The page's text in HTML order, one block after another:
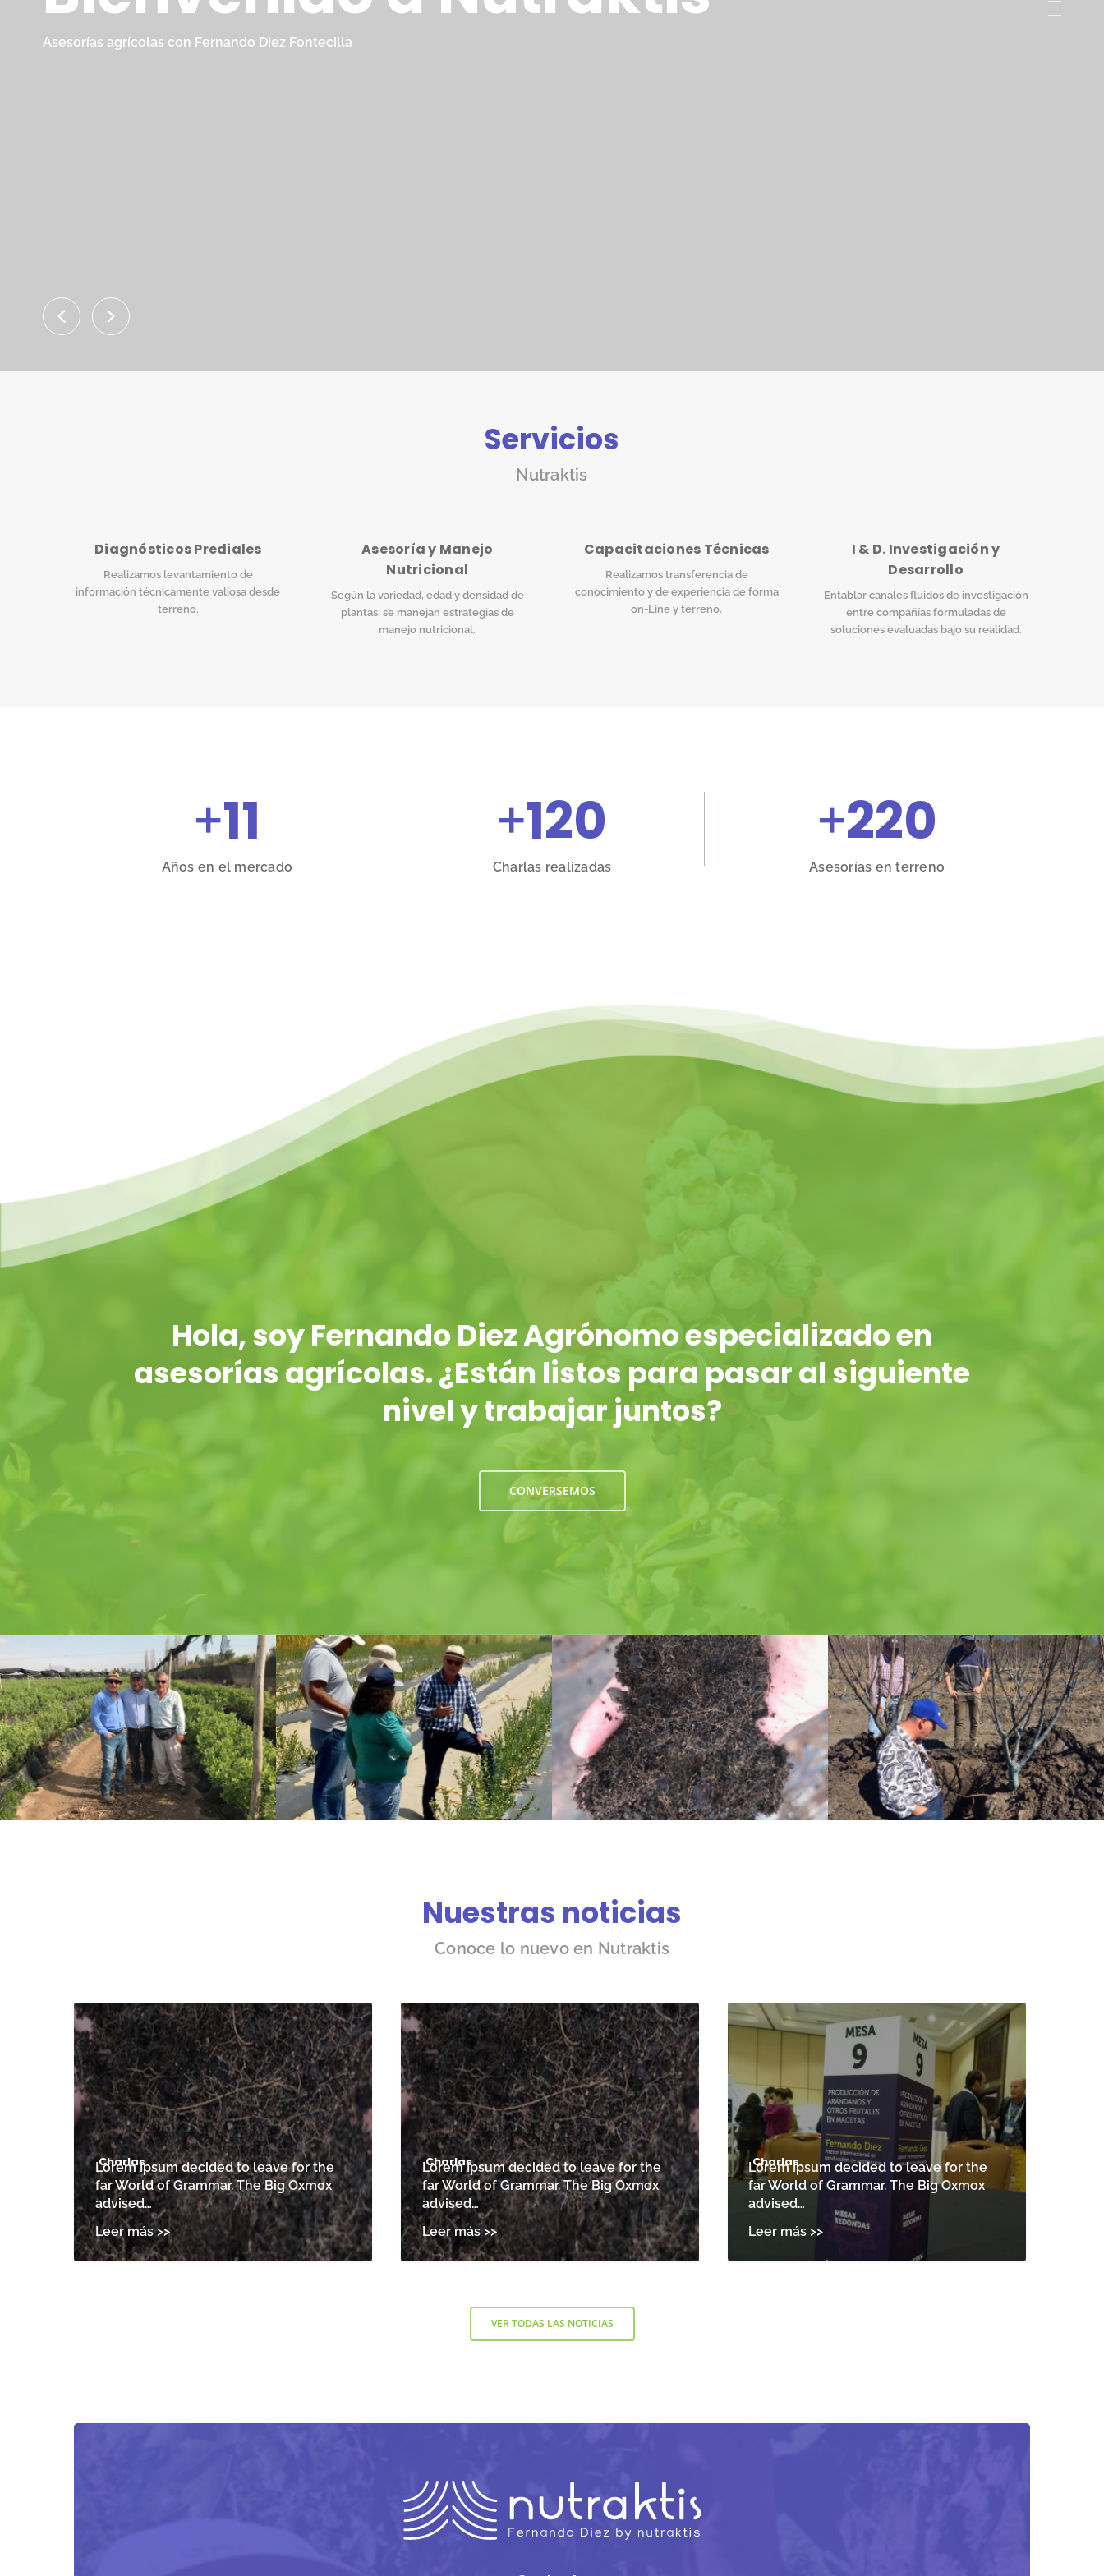
Asesorías agrícolas con Fernando Diez Fontecilla
Servicios
Nutraktis
Diagnósticos Prediales
Realizamos levantamiento de
información técnicamente valiosa desde
terreno.
Asesoría y Manejo
Nutricional
Según la variedad, edad y densidad de
plantas, se manejan estrategias de
manejo nutricional.
Capacitaciones Técnicas
Realizamos transferencia de
conocimiento y de experiencia de forma
on-Line y terreno.
I & D. Investigación y
Desarrollo
Entablar canales fluidos de investigación
entre compañías formuladas de
soluciones evaluadas bajo su realidad.
+11
Años en el mercado
+120
Charlas realizadas
+220
Asesorías en terreno
Hola, soy Fernando Diez Agrónomo especializado en
asesorías agrícolas. ¿Están listos para pasar al siguiente
nivel y trabajar juntos?
CONVERSEMOS
Nuestras noticias
Conoce lo nuevo en Nutraktis
Charlas
Lorem Ipsum decided to leave for the
far World of Grammar. The Big Oxmox
advised…
Charlas
Lorem Ipsum decided to leave for the
far World of Grammar. The Big Oxmox
advised…
Charlas
Lorem Ipsum decided to leave for the
far World of Grammar. The Big Oxmox
advised…
VER TODAS LAS NOTICIAS